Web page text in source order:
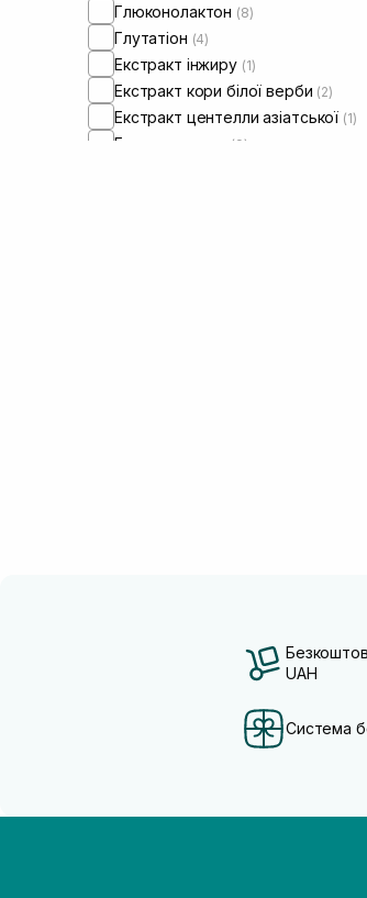
Глюконолактон (8)
Глутатіон (4)
Екстракт інжиру (1)
Екстракт кори білої верби (2)
Екстракт центелли азіатської (1)
Екстракт юдзу (9)
UAH
Система